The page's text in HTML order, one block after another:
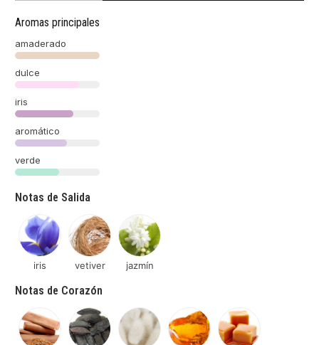
Aromas principales
amaderado
dulce
iris
aromático
verde
Notas de Salida
iris vetiver jazmín
Notas de Corazón